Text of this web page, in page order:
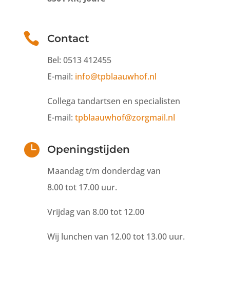
 Contact
Bel: 0513 412455
E-mail: info@tpblaauwhof.nl
Collega tandartsen en specialisten
E-mail: tpblaauwhof@zorgmail.nl
 Openingstijden
Maandag t/m donderdag van
8.00 tot 17.00 uur.
Vrijdag van 8.00 tot 12.00
Wij lunchen van 12.00tot 13.00 uur.